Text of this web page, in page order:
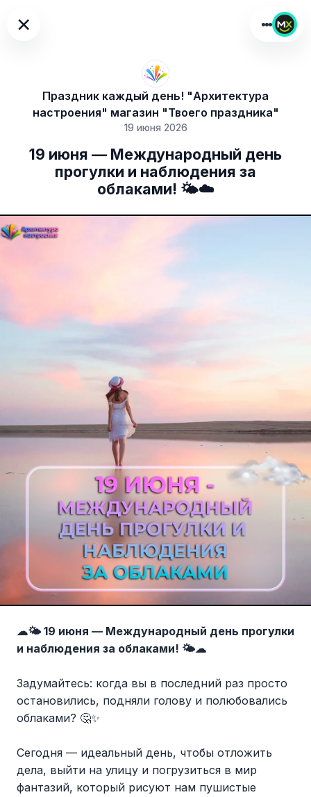
×
Праздник каждый день! "Архитектура
настроения" магазин "Твоего праздника"
19 июня 2026
19 июня — Международный день
прогулки и наблюдения за
облаками! 🌤☁
☁🌤 19 июня — Международный день прогулки
и наблюдения за облаками! 🌤☁
Задумайтесь: когда вы в последний раз просто
остановились, подняли голову и полюбовались
облаками? 🤔✨
Сегодня — идеальный день, чтобы отложить
дела, выйти на улицу и погрузиться в мир
фантазий, который рисуют нам пушистые